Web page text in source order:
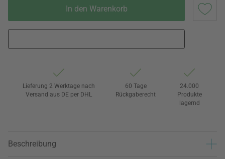
In den Warenkorb
Lieferung 2 Werktage nach
Versand aus DE per DHL
60 Tage
Rückgaberecht
24.000
Produkte
lagernd
Beschreibung